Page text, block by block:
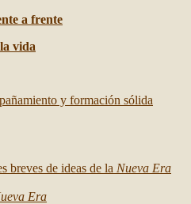
a frente
vida
y formación sólida
breves de ideas de la Nueva Era
Era